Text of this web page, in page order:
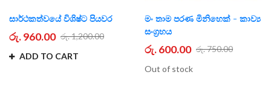
සාර්ථකත්වයේ විශිෂ්ට පියවර
රු. 960.00 රු. 1,200.00
ADD TO CART
මං තාම පරණ මිනිහෙක් - කාව්‍ය
සංග්‍රහය
රු. 600.00 රු. 750.00
Out of stock